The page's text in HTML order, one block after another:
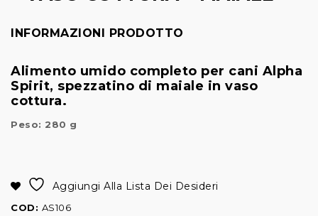
INFORMAZIONI PRODOTTO
Alimento umido completo per cani Alpha
Spirit, spezzatino di maiale in vaso
cottura.
Peso: 280 g
Aggiungi Alla Lista Dei Desideri
COD: AS106